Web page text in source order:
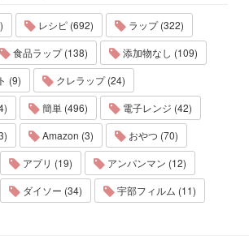
レシピ (692)
ラップ (322)
食品ラップ (138)
添加物なし (109)
(9)
クレラップ (24)
簡単 (496)
電子レンジ (42)
Amazon (3)
おやつ (70)
アプリ (19)
アンパンマン (12)
ダイソー (34) 宇部フィルム (11)